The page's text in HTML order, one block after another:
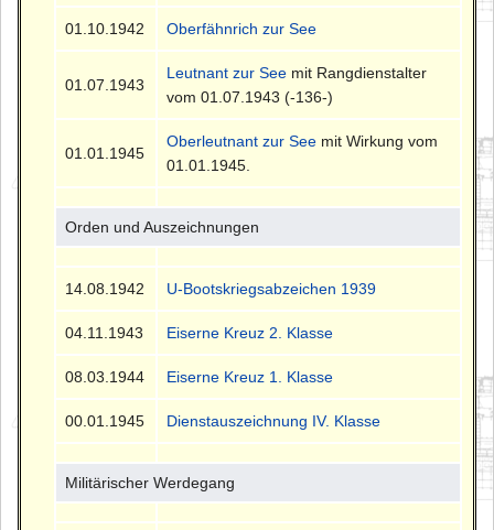
01.10.1942 Oberfähnrich zur See
01.07.1943
Leutnant zur See mit Rangdienstalter
vom 01.07.1943 (-136-)
01.01.1945
Oberleutnant zur See mit Wirkung vom
01.01.1945.
Orden und Auszeichnungen
14.08.1942 U-Bootskriegsabzeichen 1939
04.11.1943 Eiserne Kreuz 2. Klasse
08.03.1944 Eiserne Kreuz 1. Klasse
00.01.1945 Dienstauszeichnung IV. Klasse
Militärischer Werdegang